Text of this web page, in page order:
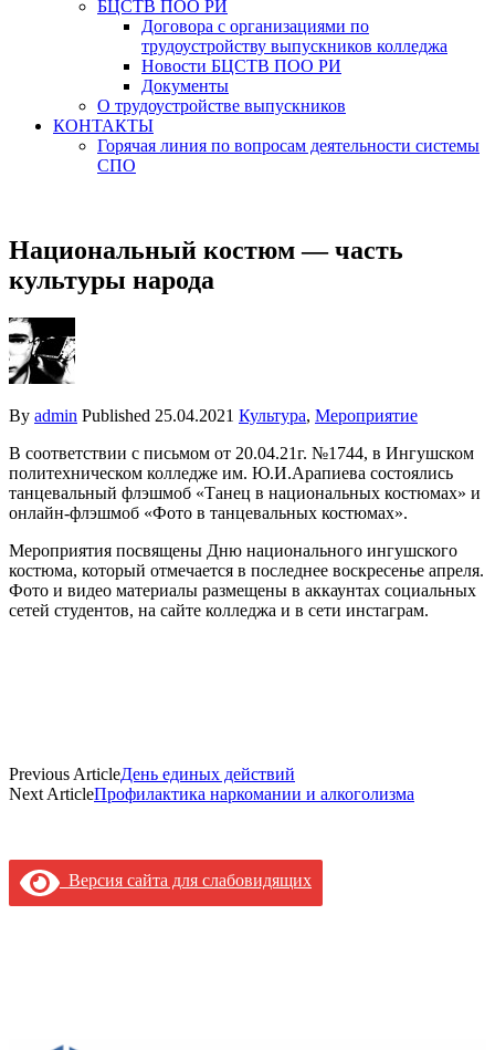
БЦСТВ ПОО РИ
Договора с организациями по
трудоустройству выпускников колледжа
Новости БЦСТВ ПОО РИ
Документы
О трудоустройстве выпускников
КОНТАКТЫ
Горячая линия по вопросам деятельности системы
СПО
Национальный костюм — часть
культуры народа
By admin Published 25.04.2021 Культура, Мероприятие
В соответствии с письмом от 20.04.21г. №1744, в Ингушском
политехническом колледже им. Ю.И.Арапиева состоялись
танцевальный флэшмоб «Танец в национальных костюмах» и
онлайн-флэшмоб «Фото в танцевальных костюмах».
Мероприятия посвящены Дню национального ингушского
костюма, который отмечается в последнее воскресенье апреля.
Фото и видео материалы размещены в аккаунтах социальных
сетей студентов, на сайте колледжа и в сети инстаграм.
Previous ArticleДень единых действий
Next ArticleПрофилактика наркомании и алкоголизма
Версия сайта для слабовидящих